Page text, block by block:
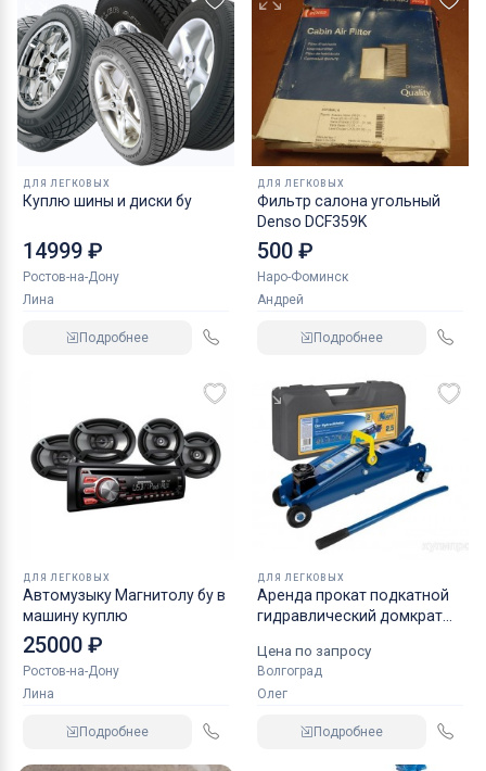
ДЛЯ ЛЕГКОВЫХ
Куплю шины и диски бу
14999 ₽
Ростов-на-Дону
Лина
Подробнее
ДЛЯ ЛЕГКОВЫХ
Фильтр салона угольный
Denso DCF359K
500 ₽
Наро-Фоминск
Андрей
Подробнее
ДЛЯ ЛЕГКОВЫХ
Автомузыку Магнитолу бу в
машину куплю
25000 ₽
Ростов-на-Дону
Лина
Подробнее
ДЛЯ ЛЕГКОВЫХ
Аренда прокат подкатной
гидравлический домкрат
Цена по запросу
Волгоград
Олег
Подробнее